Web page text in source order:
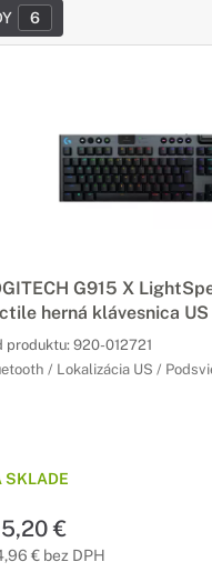
6
G915 X
herná klávesnica US
produktu: 920-012721
/ Lokalizácia US /
SKLADE
€
€ bez DPH